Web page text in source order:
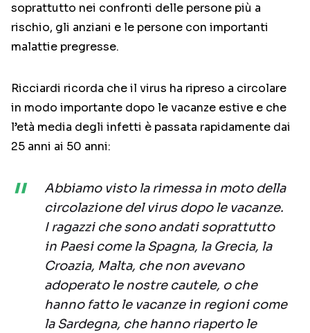
soprattutto nei confronti delle persone più a
rischio, gli anziani e le persone con importanti
malattie pregresse.
Ricciardi ricorda che il virus ha ripreso a circolare
in modo importante dopo le vacanze estive e che
l’età media degli infetti è passata rapidamente dai
25 anni ai 50 anni:
Abbiamo visto la rimessa in moto della
circolazione del virus dopo le vacanze.
I ragazzi che sono andati soprattutto
in Paesi come la Spagna, la Grecia, la
Croazia, Malta, che non avevano
adoperato le nostre cautele, o che
hanno fatto le vacanze in regioni come
la Sardegna, che hanno riaperto le